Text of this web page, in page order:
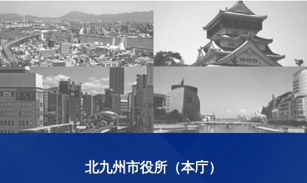
北九州市役所（本庁）